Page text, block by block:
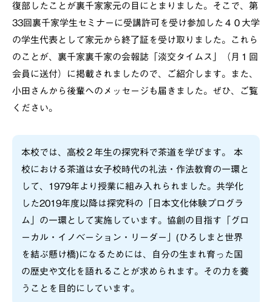
復部したことが裏千家家元の目にとまりました。そこで、第
33回裏千家学生セミナーに受講許可を受け参加した４０大学
の学生代表として家元から終了証を受け取りました。これら
のことが、裏千家裏千家の会報誌「淡交タイムス」（月１回
会員に送付）に掲載されましたので、ご紹介します。また、
小田さんから後輩へのメッセージも届きました。ぜひ、ご覧
ください。
本校では、高校２年生の探究科で茶道を学びます。 本
校における茶道は女子校時代の礼法・作法教育の一環と
して、1979年より授業に組み入れられました。共学化
した2019年度以降は探究科の「日本文化体験プログラ
ム」の一環として実施しています。協創の目指す「グロ
ーカル・イノベーション・リーダー」(ひろしまと世界
を結ぶ懸け橋)になるためには、自分の生まれ育った国
の歴史や文化を語れることが求められます。その力を養
うことを目的にしています。